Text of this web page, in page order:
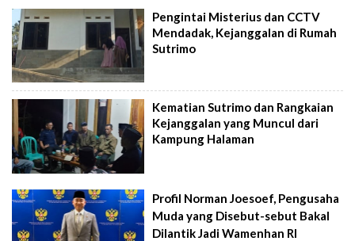
Pengintai Misterius dan CCTV
Mendadak, Kejanggalan di Rumah
Sutrimo
Kematian Sutrimo dan Rangkaian
Kejanggalan yang Muncul dari
Kampung Halaman
Profil Norman Joesoef, Pengusaha
Muda yang Disebut-sebut Bakal
Dilantik Jadi Wamenhan RI